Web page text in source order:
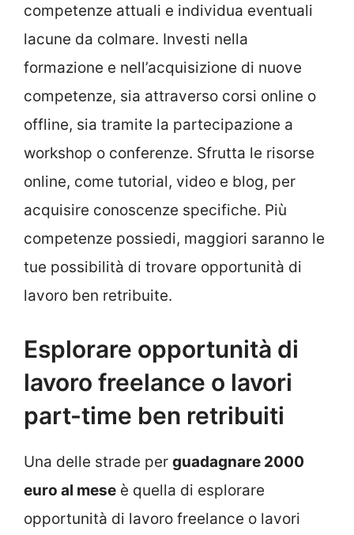
competenze attuali e individua eventuali
lacune da colmare. Investi nella
formazione e nell’acquisizione di nuove
competenze, sia attraverso corsi online o
offline, sia tramite la partecipazione a
workshop o conferenze. Sfrutta le risorse
online, come tutorial, video e blog, per
acquisire conoscenze specifiche. Più
competenze possiedi, maggiori saranno le
tue possibilità di trovare opportunità di
lavoro ben retribuite.
Esplorare opportunità di
lavoro freelance o lavori
part-time ben retribuiti
Una delle strade per guadagnare 2000
euro al mese è quella di esplorare
opportunità di lavoro freelance o lavori